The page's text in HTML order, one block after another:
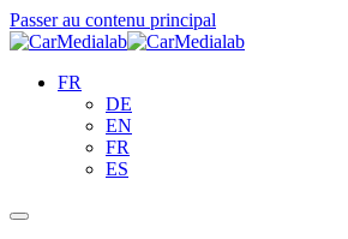
Passer au contenu principal
FR
DE
EN
FR
ES